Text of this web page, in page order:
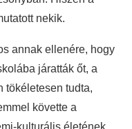
nekik.
annak ellenére, hogy
járatták őt, a
tökéletesen tudta,
követte a
kulturális életének